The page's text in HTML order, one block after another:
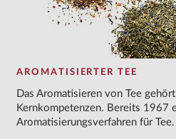
AROMATISIERTER TEE
Das Aromatisieren von Tee
Kernkompetenzen. Bereits 1967
Aromatisierungsverfahren für Tee.